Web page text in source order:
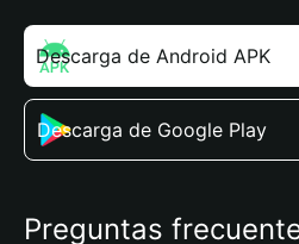
Descarga de Android APK
Descarga de Google Play
Preguntas